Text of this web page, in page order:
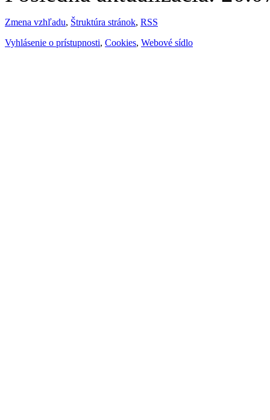
Zmena vzhľadu, Štruktúra stránok, RSS
Vyhlásenie o prístupnosti, Cookies, Webové sídlo